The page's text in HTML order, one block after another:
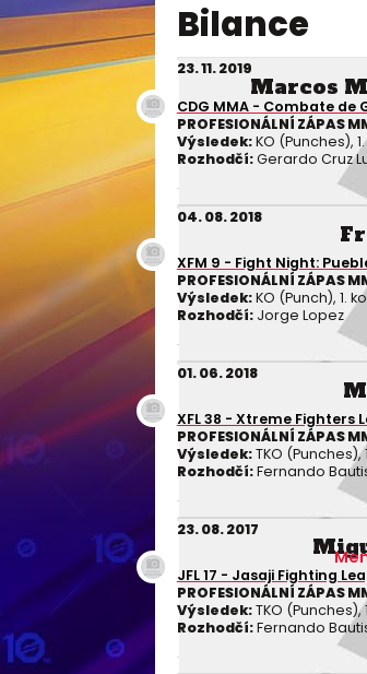
Bilance
23. 11. 2019
Marcos
CDG MMA - Combate de
PROFESIONÁLNÍ ZÁPAS
Výsledek:KO (Punches),
Rozhodčí:Gerardo Cruz
04. 08. 2018
XFM 9 - Fight Night:
PROFESIONÁLNÍ ZÁPAS
Výsledek:KO (Punch), 1.
Rozhodčí:Jorge Lopez
01. 06. 2018
XFL 38 - Xtreme Fighters
PROFESIONÁLNÍ ZÁPAS
Výsledek:TKO (Punches),
Rozhodčí:Fernando
23. 08. 2017
JFL 17 - Jasaji Fighting
PROFESIONÁLNÍ ZÁPAS
Výsledek:TKO (Punches),
Rozhodčí:Fernando